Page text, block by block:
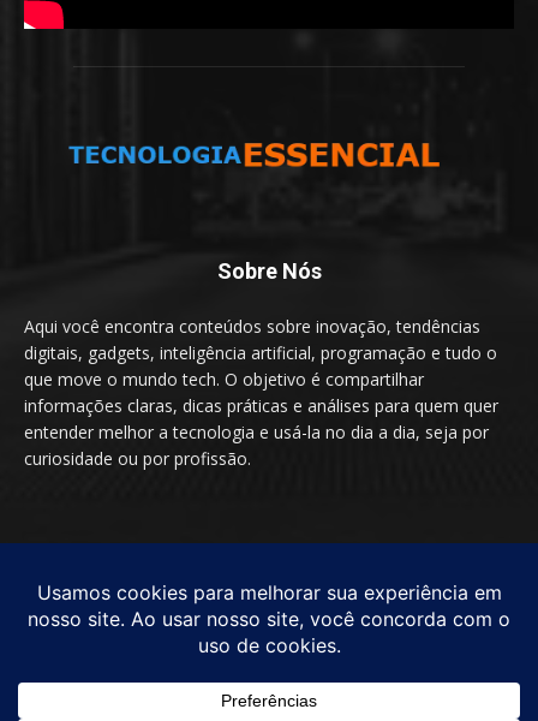
Sobre Nós
Aqui você encontra conteúdos sobre inovação, tendências
digitais, gadgets, inteligência artificial, programação e tudo o
que move o mundo tech. O objetivo é compartilhar
informações claras, dicas práticas e análises para quem quer
entender melhor a tecnologia e usá-la no dia a dia, seja por
curiosidade ou por profissão.